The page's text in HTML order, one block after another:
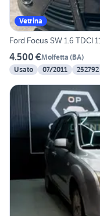
Vetrina
Ford Focus SW 1.6 TDCI
4.500 €Molfetta (BA)
Usato
07/2011